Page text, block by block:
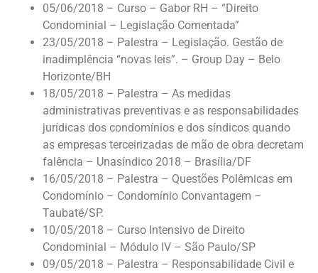
05/06/2018 – Curso – Gabor RH – “Direito
Condominial – Legislação Comentada”
23/05/2018 – Palestra – Legislação. Gestão de
inadimplência “novas leis”. – Group Day – Belo
Horizonte/BH
18/05/2018 – Palestra – As medidas
administrativas preventivas e as responsabilidades
jurídicas dos condomínios e dos síndicos quando
as empresas terceirizadas de mão de obra decretam
falência – Unasíndico 2018 – Brasília/DF
16/05/2018 – Palestra – Questões Polêmicas em
Condomínio – Condomínio Convantagem –
Taubaté/SP.
10/05/2018 – Curso Intensivo de Direito
Condominial – Módulo IV – São Paulo/SP
09/05/2018 – Palestra – Responsabilidade Civil e